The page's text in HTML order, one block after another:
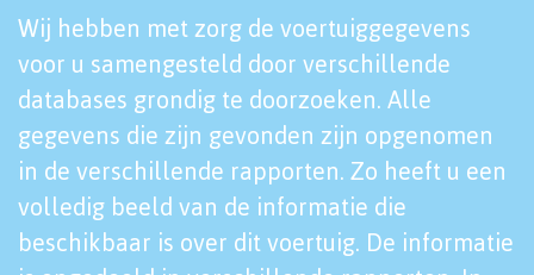
Wij hebben met zorg de voertuiggegevens
voor u samengesteld door verschillende
databases grondig te doorzoeken. Alle
gegevens die zijn gevonden zijn opgenomen
in de verschillende rapporten. Zo heeft u een
volledig beeld van de informatie die
beschikbaar is over dit voertuig. De informatie